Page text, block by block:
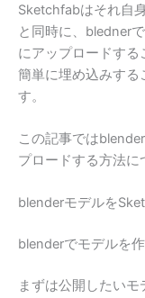
Sketchfabはそれ自
と同時に、bledner
にアップロードす
簡単に埋め込みする
す。
この記事では
プロードする方法に
blenderモデルを
blenderでモデルを
まずは公開したい